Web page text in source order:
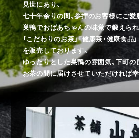
見世にあり、
七十年余りの間、参拝のお客様にご愛
巣鴨でおばあちゃんの味覚で鍛えられ
「こだわりのお茶」「健康茶・健康食品
を販売しております。
ゆったりとした巣鴨の雰囲気、下町の
お茶の間に届けさせていただければ